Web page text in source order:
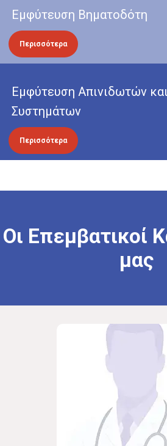
Εμφύτευση Βηματοδότη
Περισσότερα
Εμφύτευση Απινιδωτών
Συστημάτων
Περισσότερα
Οι Επεμβατικοί
μας